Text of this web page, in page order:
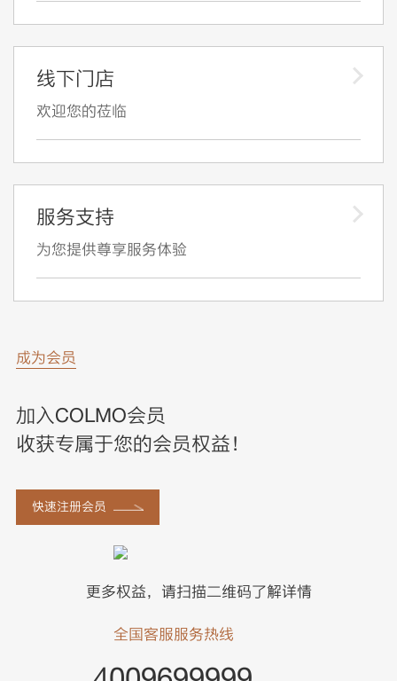
线下门店
欢迎您的莅临
服务支持
为您提供尊享服务体验
成为会员
加入COLMO会员
收获专属于您的会员权益！
快速注册会员
全国客服服务热线
更多权益，请扫描二维码了解详情